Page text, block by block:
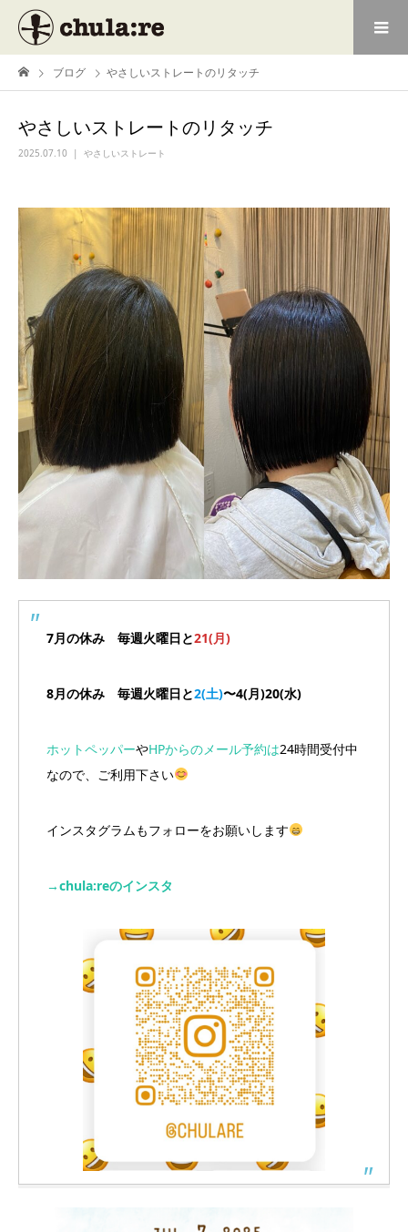
ブログ やさしいストレートのリタッチ
やさしいストレートのリタッチ
2025.07.10 やさしいストレート
7月の休み 毎週火曜日と21(月)
8月の休み 毎週火曜日と2(土)〜4(月)20(水)
ホットペッパーやHPからのメール予約は24時間受付中
なので、ご利用下さい
インスタグラムもフォローをお願いします
→chula:reのインスタ